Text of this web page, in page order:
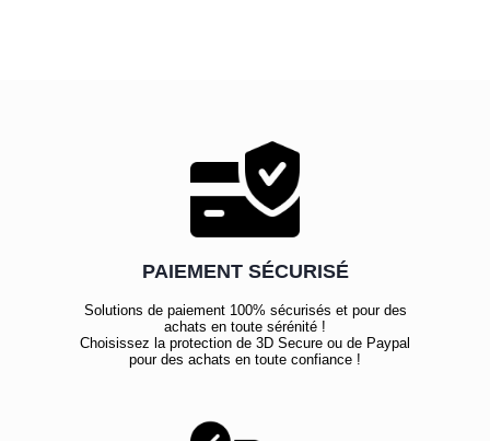
PAIEMENT SÉCURISÉ
Solutions de paiement 100% sécurisés et pour des
achats en toute sérénité !
Choisissez la protection de 3D Secure ou de Paypal
pour des achats en toute confiance !